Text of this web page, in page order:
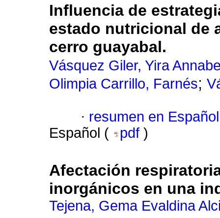
Influencia de
estado nutricional de
cerro guayabal.
Vásquez Giler, Yira
Olimpia Carrillo, Farnés;
· resumen en Español
Español (
pdf )
Afectación
inorgánicos en una
Tejena, Gema Evaldina